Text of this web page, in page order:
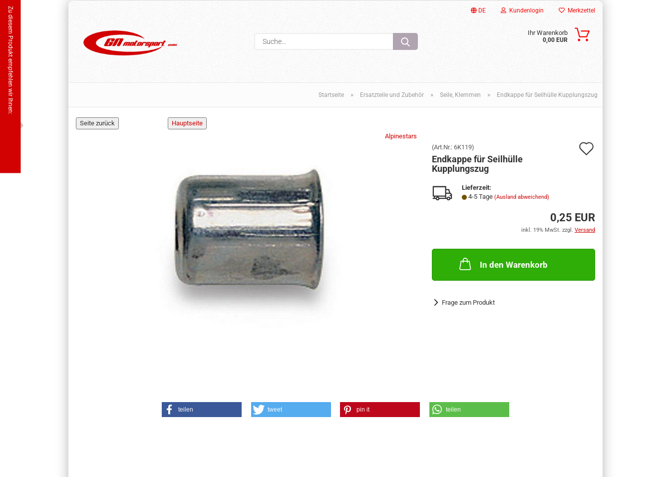
DE
Sprache auswählen
Kundenlogin
Passwort
Konto erstellen
Passwort vergessen?
Merkzettel
Suche...
Ihr Warenkorb
0,00 EUR
Startseite » Ersatzteile und Zubehör » Seile, Klemmen » Endkappe für Seilhülle Kupplungszug
Alpinestars
(Art.Nr.:6K119)
Endkappe für Seilhülle
Kupplungszug
Lieferzeit:
4-5 Tage(Ausland abweichend)
0,25 EUR
inkl. 19% MwSt. zzgl. Versand
In den Warenkorb
Frage zum Produkt
teilen tweet pin it teilen
Zu diesem Produkt empfehlen wir Ihnen: